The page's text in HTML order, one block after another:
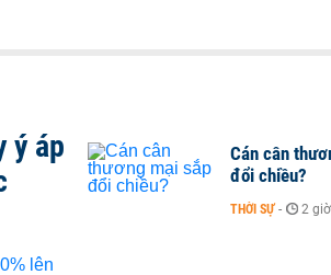
ý áp
Cán cân
đổi chiều?
THỜI SỰ - 2